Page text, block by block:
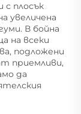
с плосък
увеличена
В бойна
на всеки
подложени
приемливи,
да